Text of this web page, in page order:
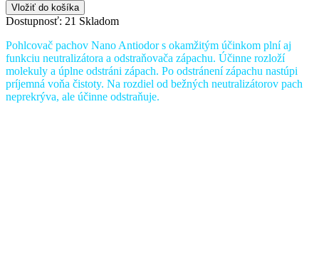
Vložiť do košíka
Dostupnosť: 21 Skladom
Pohlcovač pachov Nano Antiodor s okamžitým účinkom plní aj
funkciu neutralizátora a odstraňovača zápachu. Účinne rozloží
molekuly a úplne odstráni zápach. Po odstránení zápachu nastúpi
príjemná voňa čistoty. Na rozdiel od bežných neutralizátorov pach
neprekrýva, ale účinne odstraňuje.